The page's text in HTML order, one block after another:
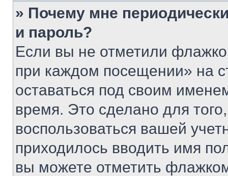
» Почему мне
и пароль?
Если вы не отметили
при каждом посещении» на
оставаться под своим
время. Это сделано для
воспользоваться вашей
приходилось вводить имя
вы можете отметить